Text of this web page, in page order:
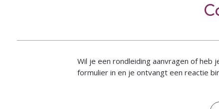
Wil je een rondleiding aanvragen of heb
formulier in en je ontvangt een reactie